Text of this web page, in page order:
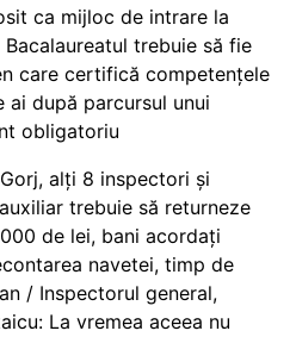
ca mijloc de intrare la
trebuie să fie
care certifică competențele
ai după parcursul unui
obligatoriu
alți 8 inspectori și
trebuie să returneze
de lei, bani acordați
navetei, timp de
/ Inspectorul general,
La vremea aceea nu